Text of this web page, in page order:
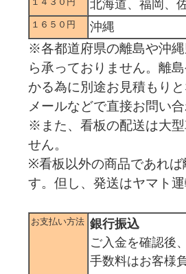
北海道、福岡、
１６５０円 沖縄
※各都道府県の離島や沖
ら承っておりません。離
かる為に別途お見積もり
メールなどで直接お問い
※また、看板の配送は大
せん。
※看板以外の商品であれ
す。但し、発送はヤマト
お支払い方法 銀行振込
ご入金を確認後
手数料はお客様